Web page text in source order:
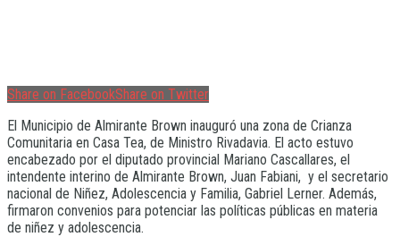
Share on FacebookShare on Twitter
El Municipio de Almirante Brown inauguró una zona de Crianza
Comunitaria en Casa Tea, de Ministro Rivadavia. El acto estuvo
encabezado por el diputado provincial Mariano Cascallares, el
intendente interino de Almirante Brown, Juan Fabiani, y el secretario
nacional de Niñez, Adolescencia y Familia, Gabriel Lerner. Además,
firmaron convenios para potenciar las políticas públicas en materia
de niñez y adolescencia.